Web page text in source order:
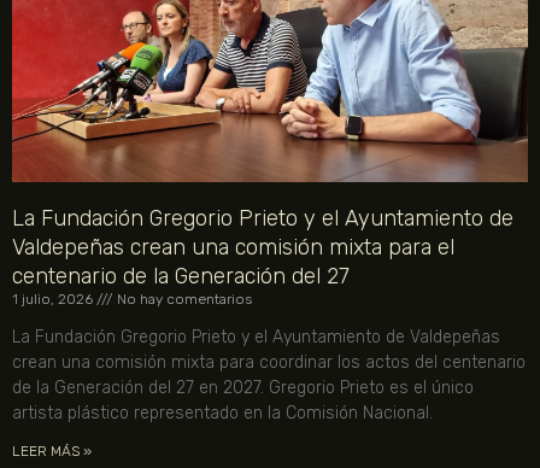
La Fundación Gregorio Prieto y el Ayuntamiento de
Valdepeñas crean una comisión mixta para el
centenario de la Generación del 27
1 julio, 2026 No hay comentarios
La Fundación Gregorio Prieto y el Ayuntamiento de Valdepeñas
crean una comisión mixta para coordinar los actos del centenario
de la Generación del 27 en 2027. Gregorio Prieto es el único
artista plástico representado en la Comisión Nacional.
LEER MÁS »